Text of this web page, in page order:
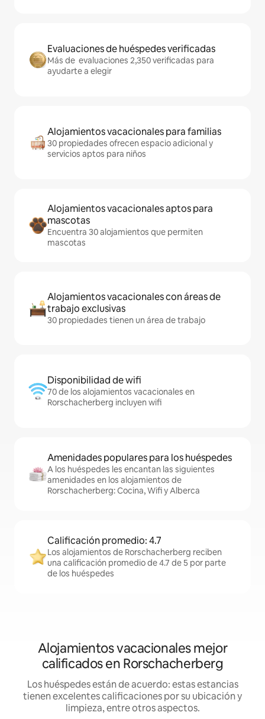
Evaluaciones de huéspedes verificadas
Más de evaluaciones 2,350 verificadas para
ayudarte a elegir
Alojamientos vacacionales para familias
30 propiedades ofrecen espacio adicional y
servicios aptos para niños
Alojamientos vacacionales aptos para
mascotas
Encuentra 30 alojamientos que permiten
mascotas
Alojamientos vacacionales con áreas de
trabajo exclusivas
30 propiedades tienen un área de trabajo
Disponibilidad de wifi
70 de los alojamientos vacacionales en
Rorschacherberg incluyen wifi
Amenidades populares para los huéspedes
A los huéspedes les encantan las siguientes
amenidades en los alojamientos de
Rorschacherberg: Cocina, Wifi y Alberca
Calificación promedio: 4.7
Los alojamientos de Rorschacherberg reciben
una calificación promedio de 4.7 de 5 por parte
de los huéspedes
Alojamientos vacacionales mejor
calificados en Rorschacherberg
Los huéspedes están de acuerdo: estas estancias
tienen excelentes calificaciones por su ubicación y
limpieza, entre otros aspectos.